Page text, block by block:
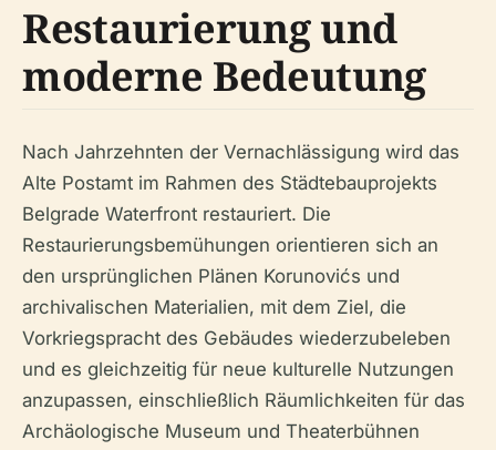
Restaurierung und
moderne Bedeutung
Nach Jahrzehnten der Vernachlässigung wird das
Alte Postamt im Rahmen des Städtebauprojekts
Belgrade Waterfront restauriert. Die
Restaurierungsbemühungen orientieren sich an
den ursprünglichen Plänen Korunovićs und
archivalischen Materialien, mit dem Ziel, die
Vorkriegspracht des Gebäudes wiederzubeleben
und es gleichzeitig für neue kulturelle Nutzungen
anzupassen, einschließlich Räumlichkeiten für das
Archäologische Museum und Theaterbühnen